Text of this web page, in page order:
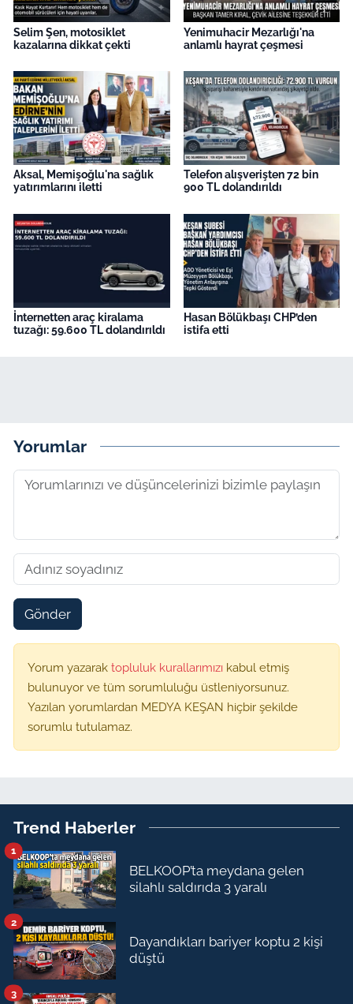
Selim Şen, motosiklet
kazalarına dikkat çekti
Yenimuhacir Mezarlığı'na
anlamlı hayrat çeşmesi
Aksal, Memişoğlu'na sağlık
yatırımlarını iletti
Telefon alışverişten 72 bin
900 TL dolandırıldı
İnternetten araç kiralama
tuzağı: 59.600 TL dolandırıldı
Hasan Bölükbaşı CHP’den
istifa etti
Yorumlar
Gönder
Yorum yazarak topluluk kurallarımızı kabul etmiş
bulunuyor ve tüm sorumluluğu üstleniyorsunuz.
Yazılan yorumlardan MEDYA KEŞAN hiçbir şekilde
sorumlu tutulamaz.
Trend Haberler
BELKOOP’ta meydana gelen
silahlı saldırıda 3 yaralı
1
Dayandıkları bariyer koptu 2 kişi
düştü
2
3